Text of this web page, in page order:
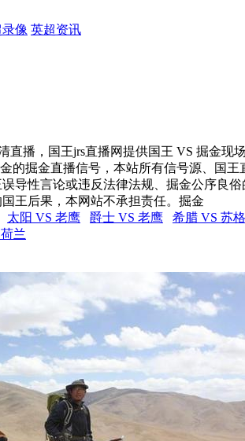
像 英超资讯
直播，国王jrs直播网提供国王 VS 掘金现
的掘金直播信号，本站所有信号源、国王
导性言论或违反法律法规、掘金公序良俗
王后果，本网站不承担责任。掘金
太阳 VS 老鹰 爵士 VS 老鹰
希腊 VS 苏
兰